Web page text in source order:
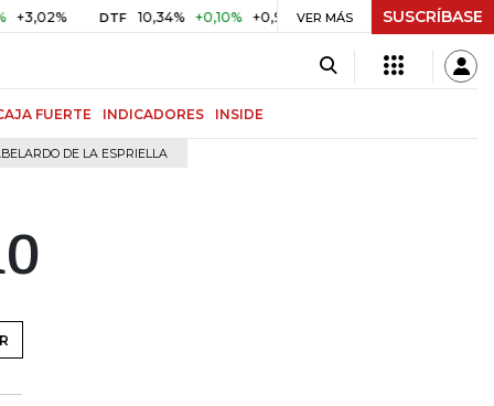
DTF 10,34% +0,10% +0,98% UVR $ 416,96 +$ 0,05 +0,01%
VER MÁS SUSCRÍBASE
FUERTE INDICADORES INSIDE
DE LA ESPRIELLA